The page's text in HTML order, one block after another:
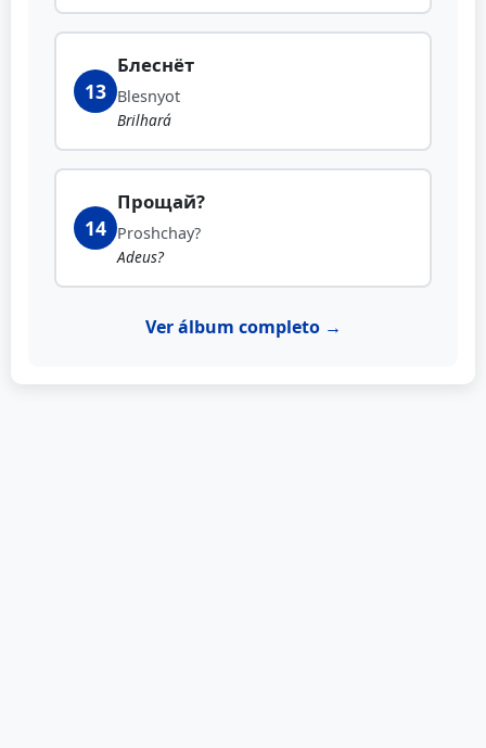
13
Блеснёт
Blesnyot
Brilhará
14
Прощай?
Proshchay?
Adeus?
Ver álbum completo →